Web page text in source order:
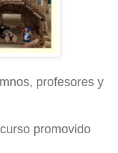
profesores y
promovido